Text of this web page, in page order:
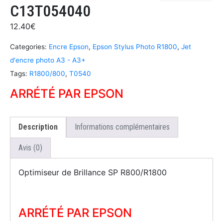
C13T054040
12.40€
Categories: Encre Epson, Epson Stylus Photo R1800, Jet
d'encre photo A3 - A3+
Tags: R1800/800, T0540
ARRÉTÉ PAR EPSON
Description Informations complémentaires
Avis (0)
Optimiseur de Brillance SP R800/R1800
ARRÉTÉ PAR EPSON